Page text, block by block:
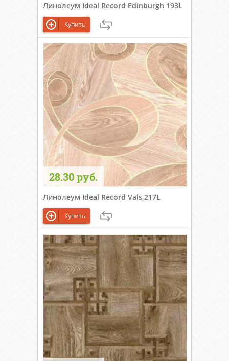
Линолеум Ideal Record Edinburgh 193L
Купить
28.30 руб.
Линолеум Ideal Record Vals 217L
Купить